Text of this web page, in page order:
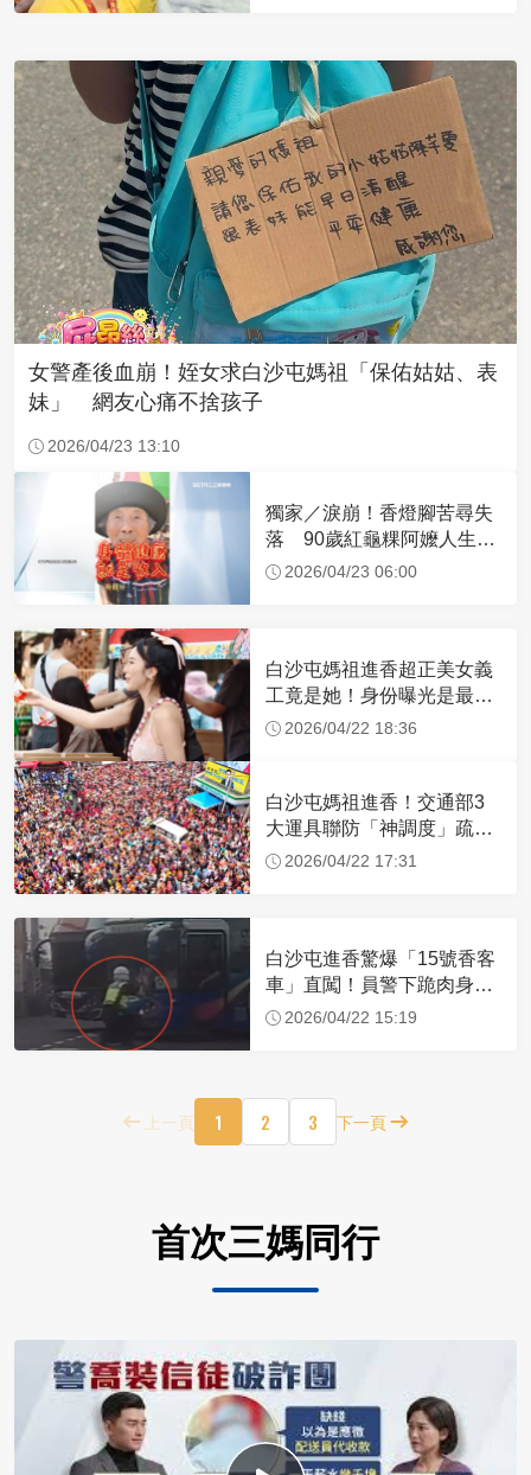
女警產後血崩！姪女求白沙屯媽祖「保佑姑姑、表
妹」 網友心痛不捨孩子
2026/04/23 13:10
獨家／淚崩！香燈腳苦尋失
落 90歲紅龜粿阿嬤人生謝
幕2026/04/23 06:00
白沙屯媽祖進香超正美女義
工竟是她！身份曝光是最美
禮生 一輩子不結婚
2026/04/22 18:36
白沙屯媽祖進香！交通部3
大運具聯防「神調度」疏運
32.1萬創新高
2026/04/22 17:31
白沙屯進香驚爆「15號香客
車」直闖！員警下跪肉身擋
車：讓行人先過
2026/04/22 15:19
上一頁 1 2 3 下一頁
首次三媽同行